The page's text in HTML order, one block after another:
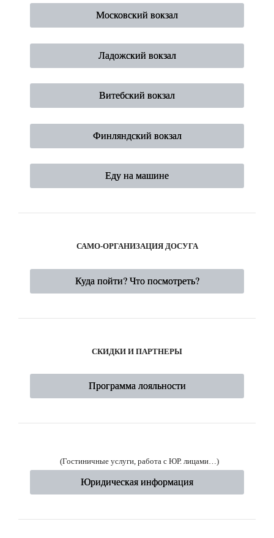
Московский вокзал
Ладожский вокзал
Витебский вокзал
Финляндский вокзал
Еду на машине
САМО-ОРГАНИЗАЦИЯ ДОСУГА
Куда пойти? Что посмотреть?
СКИДКИ И ПАРТНЕРЫ
Программа лояльности
(Гостиничные услуги, работа с ЮР. лицами…)
Юридическая информация